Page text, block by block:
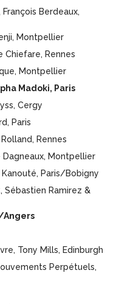
Berdeaux,
Montpellier
Chiefare, Rennes
Montpellier
Madoki, Paris
Cergy
Paris
Rennes
Montpellier
Paris/Bobigny
Sébastien Ramirez &
Angers
Tony Mills, Edinburgh
Perpétuels,